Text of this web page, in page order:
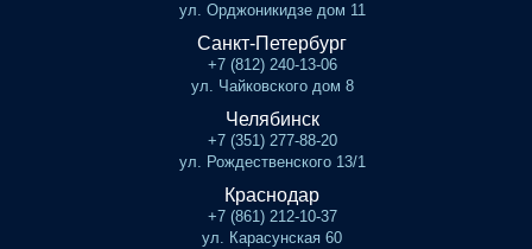
ул. Орджоникидзе дом 11
Санкт-Петербург
+7 (812) 240-13-06
ул. Чайковского дом 8
Челябинск
+7 (351) 277-88-20
ул. Рождественского 13/1
Краснодар
+7 (861) 212-10-37
ул. Карасунская 60